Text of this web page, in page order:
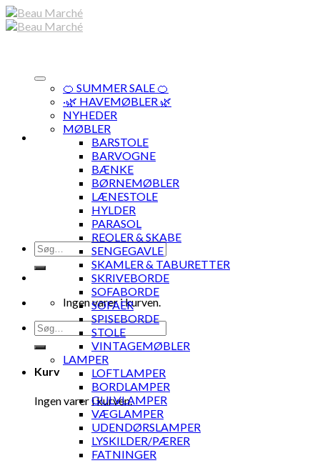
Skip
to
Søg
efter:
Ingen varer i kurven.
Søg
efter:
Kurv
Ingen varer i kurven.
🍊 SUMMER SALE 🍊
·🌿 HAVEMØBLER 🌿
NYHEDER
MØBLER
BARSTOLE
BARVOGNE
BÆNKE
BØRNEMØBLER
LÆNESTOLE
HYLDER
PARASOL
REOLER & SKABE
SENGEGAVLE
SKAMLER & TABURETTER
SKRIVEBORDE
SOFABORDE
SOFAER
SPISEBORDE
STOLE
VINTAGEMØBLER
LAMPER
LOFTLAMPER
BORDLAMPER
GULVLAMPER
VÆGLAMPER
UDENDØRSLAMPER
LYSKILDER/PÆRER
FATNINGER